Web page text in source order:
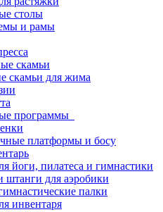
столы
и рамы
скамьи
скамьи для жима
программы
платформы и босу
йоги, пилатеса и гимнастики
для аэробики
палки
инвентаря